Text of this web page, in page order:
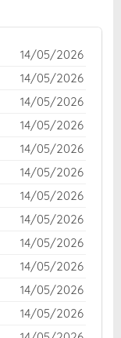
miễn phí cho
14/05/2026
14/05/2026
14/05/2026
14/05/2026
14/05/2026
14/05/2026
14/05/2026
14/05/2026
14/05/2026
14/05/2026
14/05/2026
14/05/2026